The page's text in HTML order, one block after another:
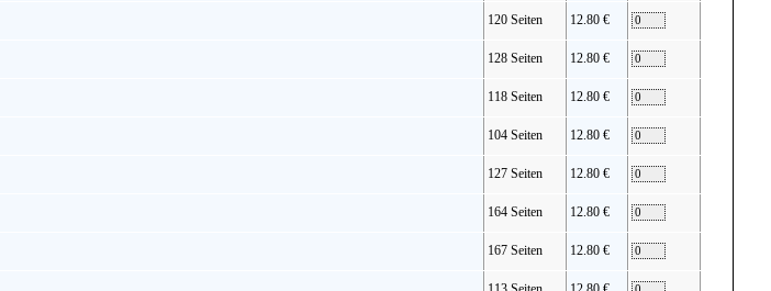
120 Seiten 12.80 €
128 Seiten 12.80 €
118 Seiten 12.80 €
104 Seiten 12.80 €
127 Seiten 12.80 €
164 Seiten 12.80 €
167 Seiten 12.80 €